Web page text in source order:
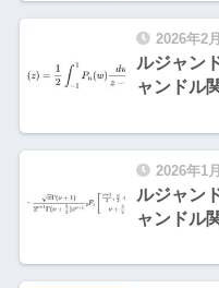
2026年2
ルジャン
ャンドル
2026年1
ルジャン
ャンドル